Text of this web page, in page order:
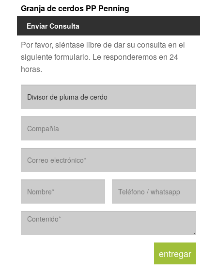
Granja de cerdos PP Penning
Enviar Consulta
Por favor, siéntase libre de dar su consulta en el
siguiente formulario. Le responderemos en 24
horas.